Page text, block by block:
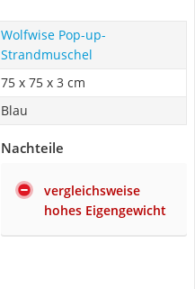
Wolfwise Pop-up-
Strandmuschel
75 x 75 x 3 cm
Blau
Nachteile
vergleichsweise
hohes Eigengewicht